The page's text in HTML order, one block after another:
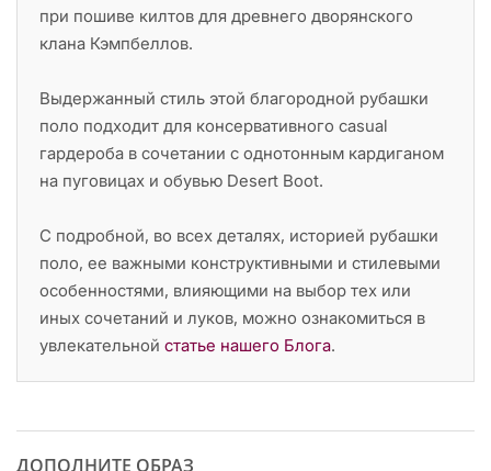
при пошиве килтов для древнего дворянского
клана Кэмпбеллов.
Выдержанный стиль этой благородной рубашки
поло подходит для консервативного casual
гардероба в сочетании с однотонным кардиганом
на пуговицах и обувью Desert Boot.
С подробной, во всех деталях, историей рубашки
поло, ее важными конструктивными и стилевыми
особенностями, влияющими на выбор тех или
иных сочетаний и луков, можно ознакомиться в
увлекательной статье нашего Блога.
ДОПОЛНИТЕ ОБРАЗ